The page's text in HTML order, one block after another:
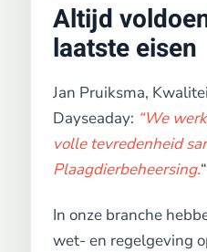
Altijd
laatste eisen
Jan Pruiksma,
Dayseaday: “We
volle tevredenheid
Plaagdierbeheersing.“
In onze branche
wet- en regelgeving